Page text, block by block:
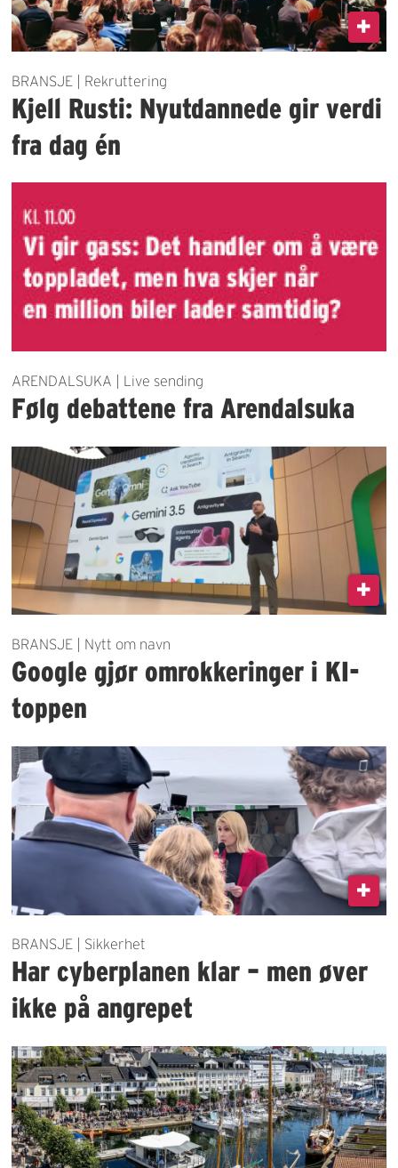
BRANSJE | Rekruttering
Kjell Rusti: Nyutdannede gir verdi
fra dag én
ARENDALSUKA | Live sending
Følg debattene fra Arendalsuka
BRANSJE | Nytt om navn
Google gjør omrokkeringer i KI-
toppen
BRANSJE | Sikkerhet
Har cyberplanen klar – men øver
ikke på angrepet